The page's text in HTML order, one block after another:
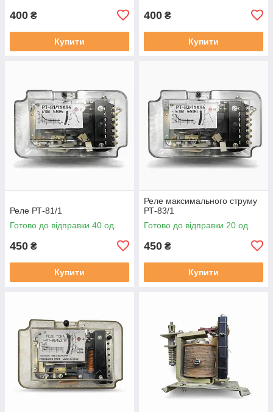
400 ₴
Купити
400 ₴
Купити
Реле РТ-81/1
Готово до відправки 40 од.
450 ₴
Купити
Реле максимального струму
РТ-83/1
Готово до відправки 20 од.
450 ₴
Купити